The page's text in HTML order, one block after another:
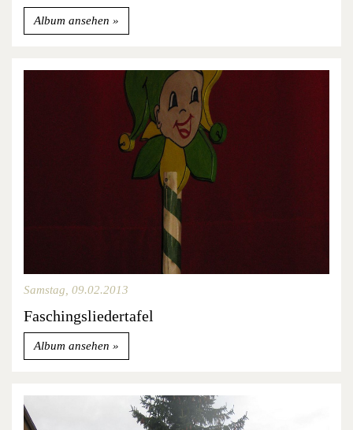
Album ansehen
Samstag, 09.02.2013
Faschingsliedertafel
Album ansehen